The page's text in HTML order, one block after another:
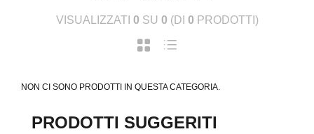
VISUALIZZATI 0 SU 0 (DI 0 PRODOTTI)
NON CI SONO PRODOTTI IN QUESTA CATEGORIA.
PRODOTTI SUGGERITI